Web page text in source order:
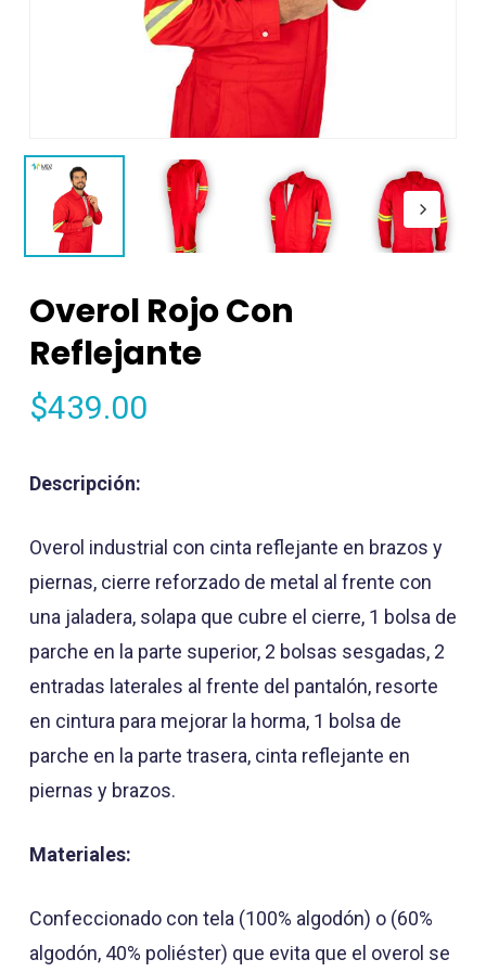
Overol Rojo Con
Reflejante
$439.00
Descripción:
Overol industrial con cinta reflejante en brazos y
piernas, cierre reforzado de metal al frente con
una jaladera, solapa que cubre el cierre, 1 bolsa de
parche en la parte superior, 2 bolsas sesgadas, 2
entradas laterales al frente del pantalón, resorte
en cintura para mejorar la horma, 1 bolsa de
parche en la parte trasera, cinta reflejante en
piernas y brazos.
Materiales:
Confeccionado con tela (100% algodón) o (60%
algodón, 40% poliéster) que evita que el overol se